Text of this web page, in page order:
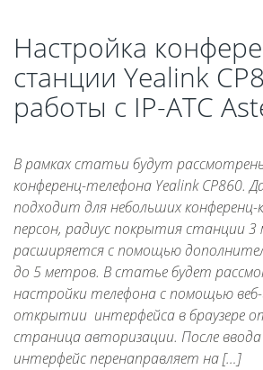
Настройка
станции Yealink
работы с IP-АТС
В рамках статьи будут
конференц-телефона Yealink CP860.
подходит для небольших
персон, радиус покрытия станции 3
расширяется с помощью
до 5 метров. В статье будет
настройки телефона с помощью
открытии интерфейса в браузере
страница авторизации. После
интерфейс перенаправляет на […]